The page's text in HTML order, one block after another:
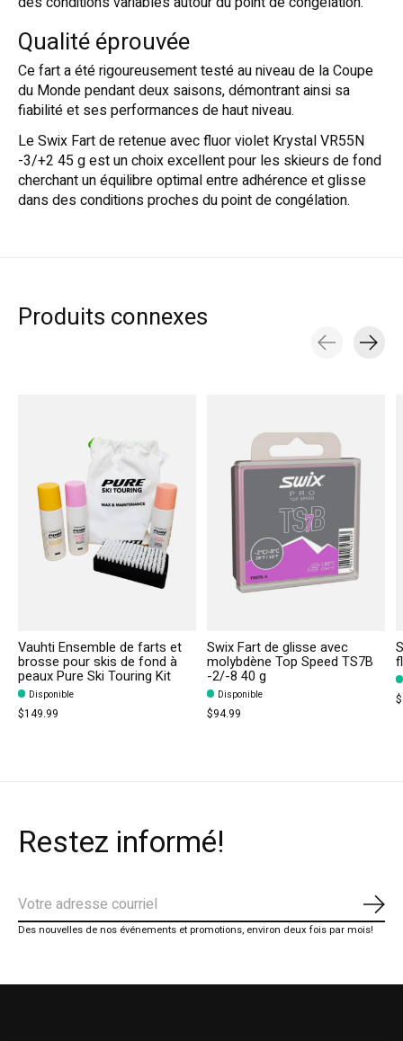
Qualité éprouvée
Ce fart a été rigoureusement testé au niveau de la Coupe
du Monde pendant deux saisons, démontrant ainsi sa
fiabilité et ses performances de haut niveau.
Le Swix Fart de retenue avec fluor violet Krystal VR55N
-3/+2 45 g est un choix excellent pour les skieurs de fond
cherchant un équilibre optimal entre adhérence et glisse
dans des conditions proches du point de congélation.
Produits connexes
Vauhti Ensemble de farts et
brosse pour skis de fond à
peaux Pure Ski Touring Kit
Disponible
$149.99
Swix Fart de glisse avec
molybdène Top Speed TS7B
-2/-8 40 g
Disponible
$94.99
Restez informé!
Des nouvelles de nos événements et promotions, environ deux fois par mois!